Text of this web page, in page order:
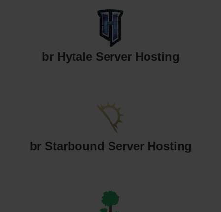
br Hytale Server Hosting
br Starbound Server Hosting